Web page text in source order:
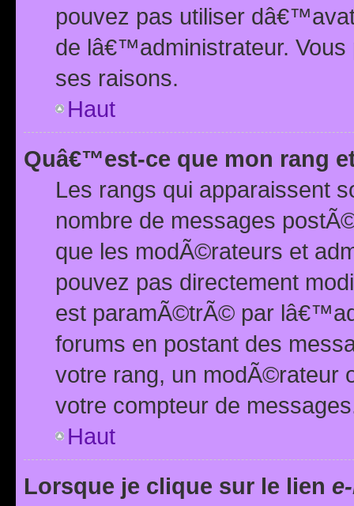
pouvez pas utiliser
de lâ€™administrateur.
ses raisons.
Haut
Quâ€™est-ce que mon rang
Les rangs qui apparaissent
nombre de messages
que les modÃ©rateurs et
pouvez pas directement
est paramÃ©trÃ© par
forums en postant des
votre rang, un modÃ©rateur
votre compteur de
Haut
Lorsque je clique sur le lien